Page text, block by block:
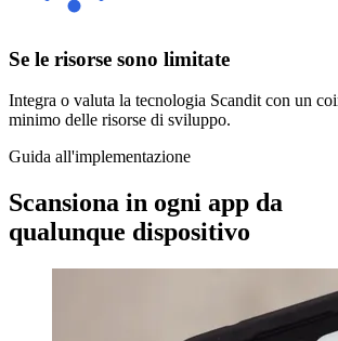
Se le risorse sono limitate
Integra o valuta la tecnologia Scandit con un
minimo delle risorse di sviluppo.
Guida all'implementazione
Scansiona in ogni app da
qualunque dispositivo